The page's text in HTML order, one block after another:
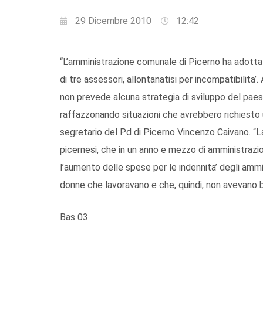
29 Dicembre 2010 12:42
“L’amministrazione comunale di Picerno ha
di tre assessori, allontanatisi per
non prevede alcuna strategia di sviluppo del
raffazzonando situazioni che avrebbero richiesto
segretario del Pd di Picerno Vincenzo Caivano.
picernesi, che in un anno e mezzo di
l’aumento delle spese per le indennita’ degli
donne che lavoravano e che, quindi, non avevano
Bas 03